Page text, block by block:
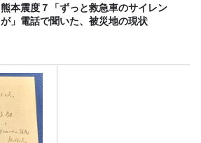
熊本震度７「ずっと救急車のサイレン
が」電話で聞いた、被災地の現状